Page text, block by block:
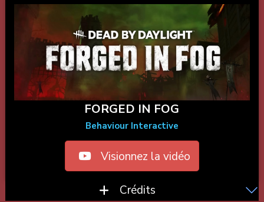
FORGED IN FOG
Behaviour Interactive
Visionnez la vidéo
Crédits